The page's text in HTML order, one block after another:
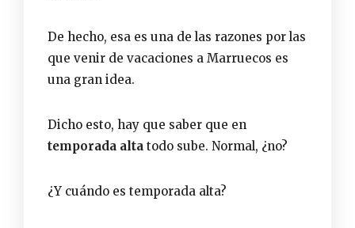
De hecho, esa es una de las razones por las
que venir de vacaciones a Marruecos es
una gran idea.
Dicho esto, hay que saber que en
temporada alta todo sube. Normal, ¿no?
¿Y cuándo es temporada alta?